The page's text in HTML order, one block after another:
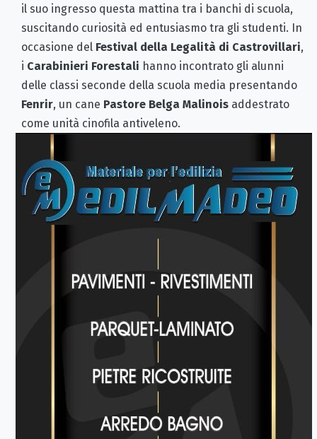
il suo ingresso questa mattina tra i banchi di scuola,
suscitando curiosità ed entusiasmo tra gli studenti. In
occasione del Festival della Legalità di Castrovillari,
i Carabinieri Forestali hanno incontrato gli alunni
delle classi seconde della scuola media presentando
Fenrir, un cane Pastore Belga Malinois addestrato
come unità cinofila antiveleno.